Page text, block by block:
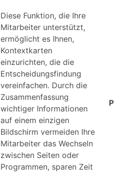
Diese Funktion, die Ihre
Mitarbeiter unterstützt,
ermöglicht es Ihnen,
Kontextkarten
einzurichten, die die
Entscheidungsfindung
vereinfachen. Durch die
Zusammenfassung
wichtiger Informationen
auf einem einzigen
Bildschirm vermeiden Ihre
Mitarbeiter das Wechseln
zwischen Seiten oder
Programmen, sparen Zeit